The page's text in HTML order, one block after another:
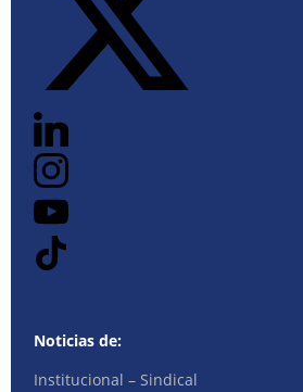
Noticias de:
Institucional – Sindical